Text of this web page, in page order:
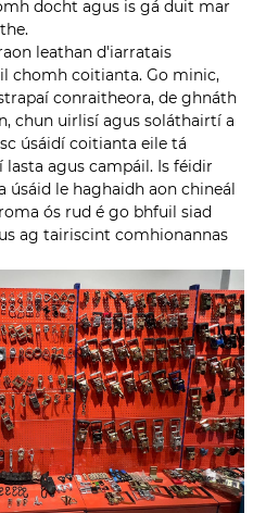
docht agus is gá duit mar
leathan d'iarratais
chomh coitianta. Go minic,
conraitheora, de ghnáth
chun uirlisí agus soláthairtí a
úsáidí coitianta eile tá
agus campáil. Is féidir
úsáid le haghaidh aon chineál
ós rud é go bhfuil siad
ag tairiscint comhionannas